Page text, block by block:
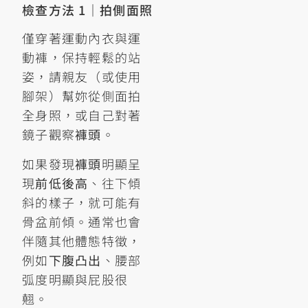
檢查方法 1｜拍側面照
僅穿著運動內衣與運
動褲，保持輕鬆的站
姿，請親友（或使用
腳架）幫妳從側面拍
全身照，或自己對著
鏡子觀察褲頭 。
如果發現褲頭明顯呈
現前低後高 、往下傾
斜的樣子，就可能有
骨盆前傾。通常也會
伴隨其他體態特徵，
例如下腹凸出 、腰部
弧度明顯與屁股很
翹。